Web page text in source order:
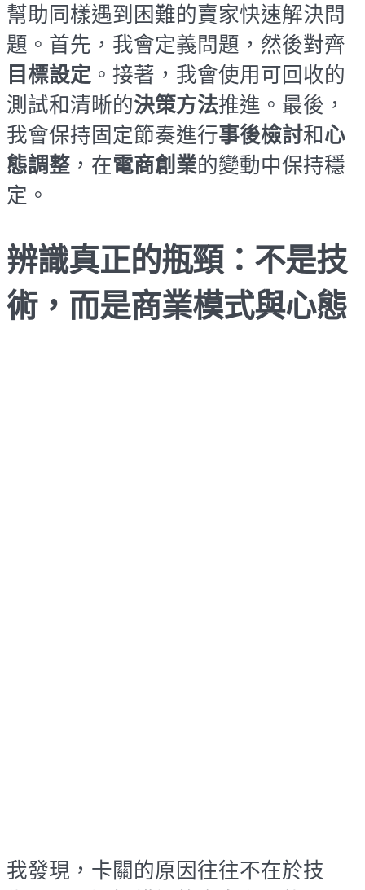
幫助同樣遇到困難的賣家快速解決問
題。首先，我會定義問題，然後對齊
目標設定 。接著，我會使用可回收的
測試和清晰的決策方法推進。最後，
我會保持固定節奏進行事後檢討和心
態調整 ，在電商創業的變動中保持穩
定。
辨識真正的瓶頸：不是技
術，而是商業模式與心態
我發現，卡關的原因往往不在於技